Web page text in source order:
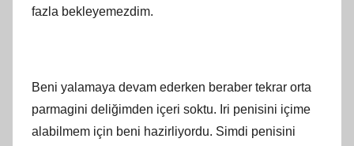
fazla bekleyemezdim.
Beni yalamaya devam ederken beraber tekrar orta
parmagini deliğimden içeri soktu. Iri penisini içime
alabilmem için beni hazirliyordu. Simdi penisini